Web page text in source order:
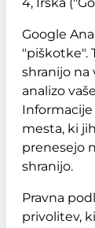
Google
"piškotke".
shranijo na
analizo
Informacije
mesta, ki
prenesejo
shranijo.
Pravna
privolitev,